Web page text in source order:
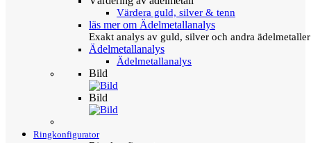
Värdera guld, silver & tenn
läs mer om Ädelmetallanalys
Exakt analys av guld, silver och andra
Ädelmetallanalys
Ädelmetallanalys
Bild
Bild
Ringkonfigurator